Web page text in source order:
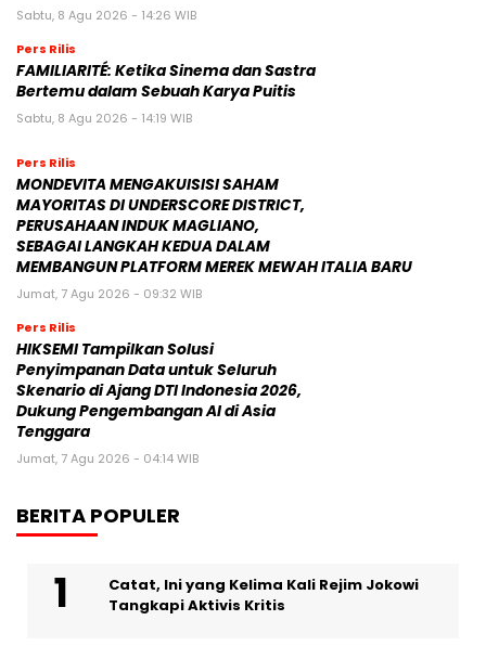
Sabtu, 8 Agu 2026 - 14:26 WIB
Pers Rilis
FAMILIARITÉ: Ketika Sinema dan Sastra
Bertemu dalam Sebuah Karya Puitis
Sabtu, 8 Agu 2026 - 14:19 WIB
Pers Rilis
MONDEVITA MENGAKUISISI SAHAM
MAYORITAS DI UNDERSCORE DISTRICT,
PERUSAHAAN INDUK MAGLIANO,
SEBAGAI LANGKAH KEDUA DALAM
MEMBANGUN PLATFORM MEREK MEWAH ITALIA BARU
Jumat, 7 Agu 2026 - 09:32 WIB
Pers Rilis
HIKSEMI Tampilkan Solusi
Penyimpanan Data untuk Seluruh
Skenario di Ajang DTI Indonesia 2026,
Dukung Pengembangan AI di Asia
Tenggara
Jumat, 7 Agu 2026 - 04:14 WIB
BERITA POPULER
Catat, Ini yang Kelima Kali Rejim Jokowi
Tangkapi Aktivis Kritis